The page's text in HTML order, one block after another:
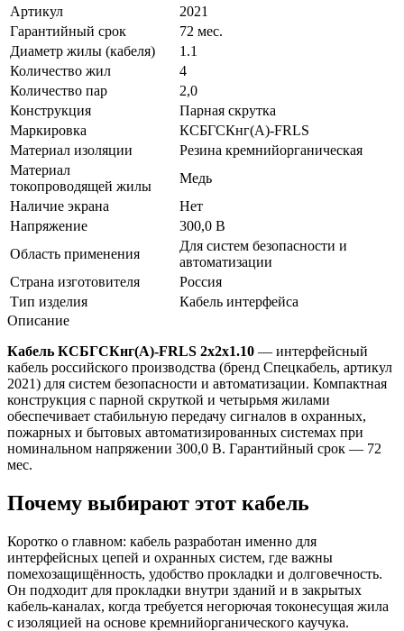
Артикул
2021
Гарантийный срок
72 мес.
Диаметр жилы (кабеля)
1.1
Количество жил
4
Количество пар
2,0
Конструкция
Парная скрутка
Маркировка
КСБГСКнг(A)-FRLS
Материал изоляции
Резина кремнийорганическая
Материал
токопроводящей жилы
Медь
Наличие экрана
Нет
Напряжение
300,0 В
Область применения
Для систем безопасности и
автоматизации
Страна изготовителя
Россия
Тип изделия
Кабель интерфейса
Описание
Кабель КСБГСКнг(А)-FRLS 2х2х1.10 — интерфейсный
кабель российского производства (бренд Спецкабель, артикул
2021) для систем безопасности и автоматизации. Компактная
конструкция с парной скруткой и четырьмя жилами
обеспечивает стабильную передачу сигналов в охранных,
пожарных и бытовых автоматизированных системах при
номинальном напряжении 300,0 В. Гарантийный срок — 72
мес.
Почему выбирают этот кабель
Коротко о главном: кабель разработан именно для
интерфейсных цепей и охранных систем, где важны
помехозащищённость, удобство прокладки и долговечность.
Он подходит для прокладки внутри зданий и в закрытых
кабель-каналах, когда требуется негорючая токонесущая жила
с изоляцией на основе кремнийорганического каучука.